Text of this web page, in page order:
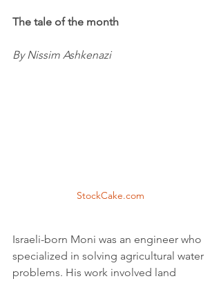
The tale of the month
By Nissim Ashkenazi
StockCake.com
Israeli-born Moni was an engineer who
specialized in solving agricultural water
problems. His work involved land